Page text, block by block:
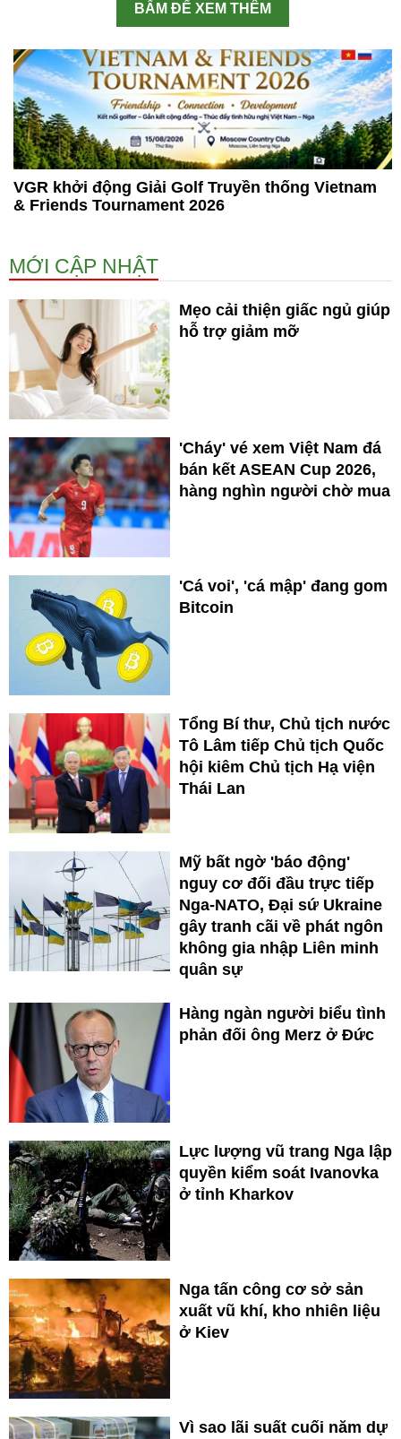
BẤM ĐỂ XEM THÊM
VGR khởi động Giải Golf Truyền thống Vietnam
& Friends Tournament 2026
MỚI CẬP NHẬT
Mẹo cải thiện giấc ngủ giúp
hỗ trợ giảm mỡ
'Cháy' vé xem Việt Nam đá
bán kết ASEAN Cup 2026,
hàng nghìn người chờ mua
'Cá voi', 'cá mập' đang gom
Bitcoin
Tổng Bí thư, Chủ tịch nước
Tô Lâm tiếp Chủ tịch Quốc
hội kiêm Chủ tịch Hạ viện
Thái Lan
Mỹ bất ngờ 'báo động'
nguy cơ đối đầu trực tiếp
Nga-NATO, Đại sứ Ukraine
gây tranh cãi về phát ngôn
không gia nhập Liên minh
quân sự
Hàng ngàn người biểu tình
phản đối ông Merz ở Đức
Lực lượng vũ trang Nga lập
quyền kiểm soát Ivanovka
ở tỉnh Kharkov
Nga tấn công cơ sở sản
xuất vũ khí, kho nhiên liệu
ở Kiev
Vì sao lãi suất cuối năm dự